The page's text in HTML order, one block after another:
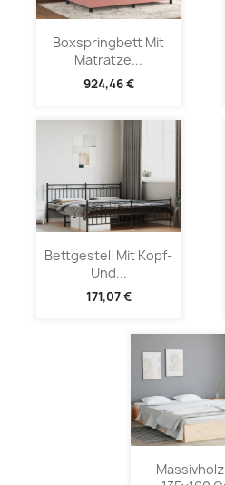
Boxspringbett Mit
Matratze...
924,46 €
Bettgestell Mit Kopf-
Und...
171,07 €